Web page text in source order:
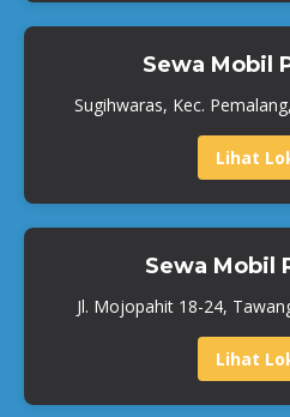
Sewa Mobil
Sugihwaras, Kec.
Lihat
Sewa Mobil
Jl. Mojopahit 18-24,
Lihat